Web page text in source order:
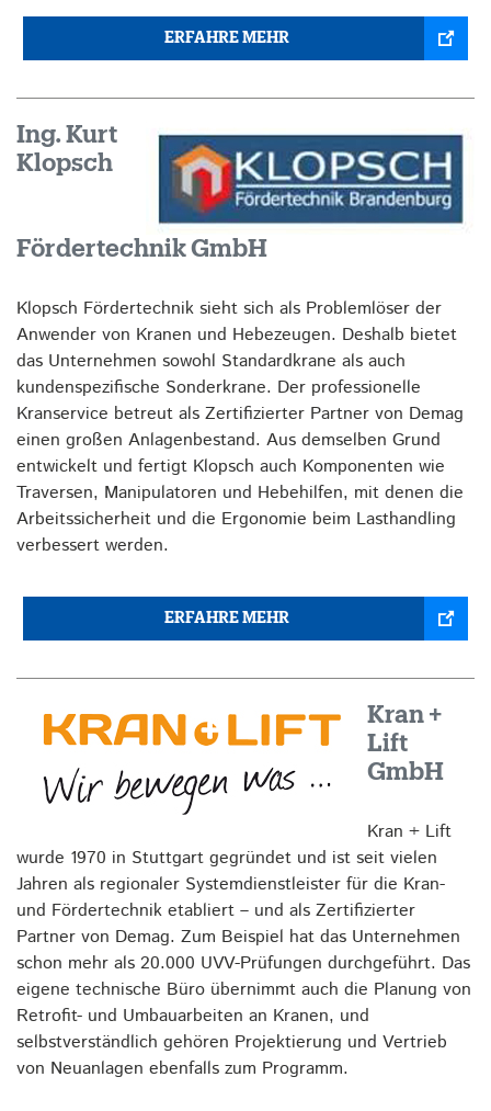
ERFAHRE MEHR
Ing. Kurt
Klopsch
Fördertechnik GmbH
Klopsch Fördertechnik sieht sich als Problemlöser der
Anwender von Kranen und Hebezeugen. Deshalb bietet
das Unternehmen sowohl Standardkrane als auch
kundenspezifische Sonderkrane. Der professionelle
Kranservice betreut als Zertifizierter Partner von Demag
einen großen Anlagenbestand. Aus demselben Grund
entwickelt und fertigt Klopsch auch Komponenten wie
Traversen, Manipulatoren und Hebehilfen, mit denen die
Arbeitssicherheit und die Ergonomie beim Lasthandling
verbessert werden.
ERFAHRE MEHR
Kran +
Lift
GmbH
Kran + Lift
wurde 1970 in Stuttgart gegründet und ist seit vielen
Jahren als regionaler Systemdienstleister für die Kran-
und Fördertechnik etabliert – und als Zertifizierter
Partner von Demag. Zum Beispiel hat das Unternehmen
schon mehr als 20.000 UVV-Prüfungen durchgeführt. Das
eigene technische Büro übernimmt auch die Planung von
Retrofit- und Umbauarbeiten an Kranen, und
selbstverständlich gehören Projektierung und Vertrieb
von Neuanlagen ebenfalls zum Programm.